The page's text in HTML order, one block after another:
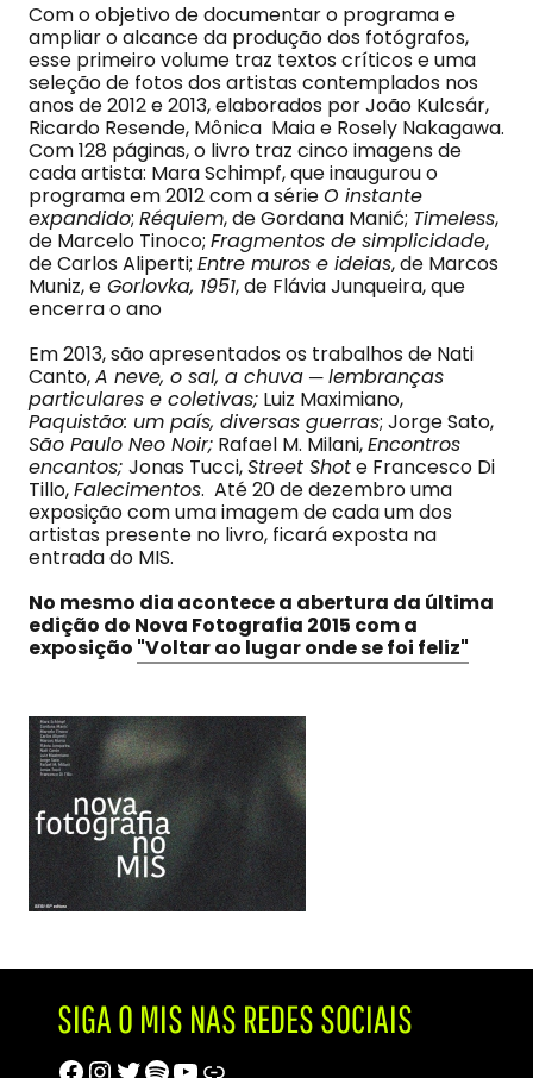
Com o objetivo de documentar o programa e
ampliar o alcance da produção dos fotógrafos,
esse primeiro volume traz textos críticos e uma
seleção de fotos dos artistas contemplados nos
anos de 2012 e 2013, elaborados por João Kulcsár,
Ricardo Resende, Mônica Maia e Rosely Nakagawa.
Com 128 páginas, o livro traz cinco imagens de
cada artista: Mara Schimpf, que inaugurou o
programa em 2012 com a sérieO instante
expandido; Réquiem, de Gordana Manić; Timeless,
de Marcelo Tinoco; Fragmentos de simplicidade,
de Carlos Aliperti; Entre muros e ideias, de Marcos
Muniz, e Gorlovka, 1951, de Flávia Junqueira, que
encerra o ano
Em 2013, são apresentados os trabalhos de Nati
Canto,A neve, o sal, a chuva ─ lembranças
particulares e coletivas; Luiz Maximiano,
Paquistão: um país, diversas guerras; Jorge Sato,
São Paulo Neo Noir; Rafael M. Milani,Encontros
encantos; Jonas Tucci,Street Shote Francesco Di
Tillo,Falecimentos. Até 20 de dezembro uma
exposição com uma imagem de cada um dos
artistas presente no livro, ficará exposta na
entrada do MIS.
No mesmo dia acontece a abertura da última
edição do Nova Fotografia 2015 com a
exposição "Voltar ao lugar onde se foi feliz"
SIGA O MIS NAS REDES SOCIAIS
Facebook
Instagram
Twitter
Spotify
Youtube
Trip Advisor